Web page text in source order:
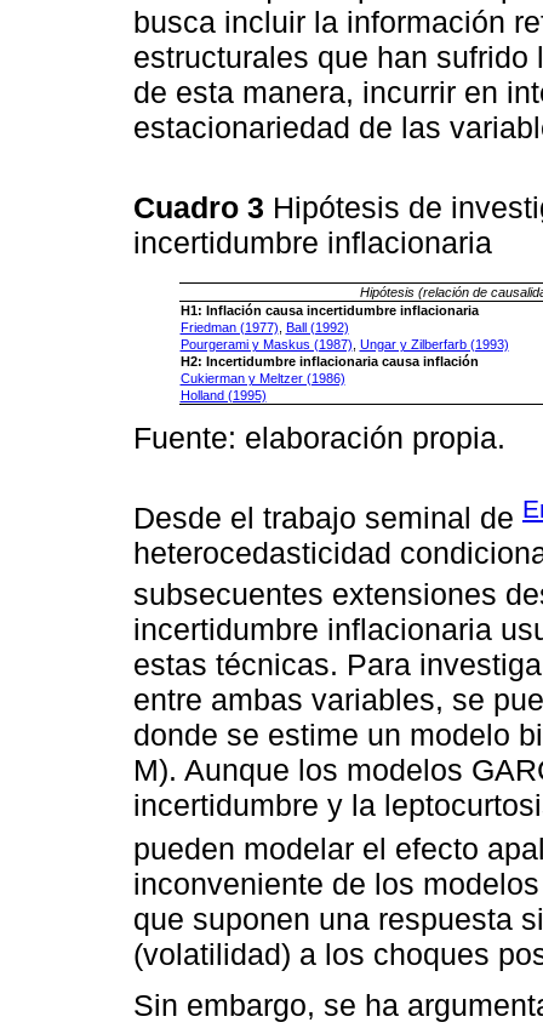
busca incluir la información
estructurales que han
de esta manera, incurrir en
estacionariedad de las
Cuadro 3 Hipótesis de
incertidumbre inflacionaria
Hipótesis (relación de
H1: Inflación causa incertidumbre inflacionaria
Friedman (1977) Ball (1992)
Pourgerami y Maskus (1987) Ungar y Zilberfarb (1993)
H2: Incertidumbre inflacionaria causa inflación
Cukierman y Meltzer (1986)
Holland (1995)
Fuente: elaboración propia.
Desde el trabajo seminal de
heterocedasticidad
subsecuentes extensiones
incertidumbre inflacionaria
estas técnicas. Para
entre ambas variables, se
donde se estime un modelo
M). Aunque los modelos
incertidumbre y la
pueden modelar el efecto
inconveniente de los
que suponen una respuesta
(volatilidad) a los choques
Sin embargo, se ha